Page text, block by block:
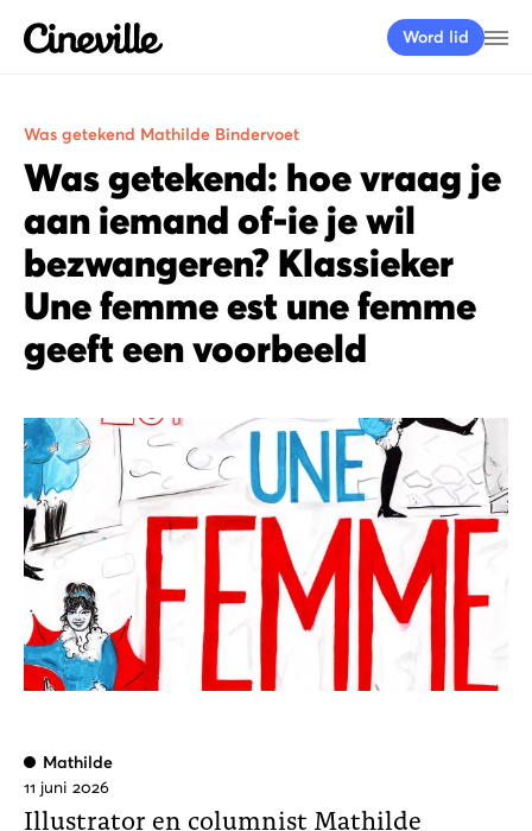
Cineville Logo
Word lid
Was getekend Mathilde Bindervoet
Was getekend: hoe vraag je
aan iemand of-ie je wil
bezwangeren? Klassieker
Une femme est une femme
geeft een voorbeeld
Mathilde
11 juni 2026
Illustrator en columnist Mathilde